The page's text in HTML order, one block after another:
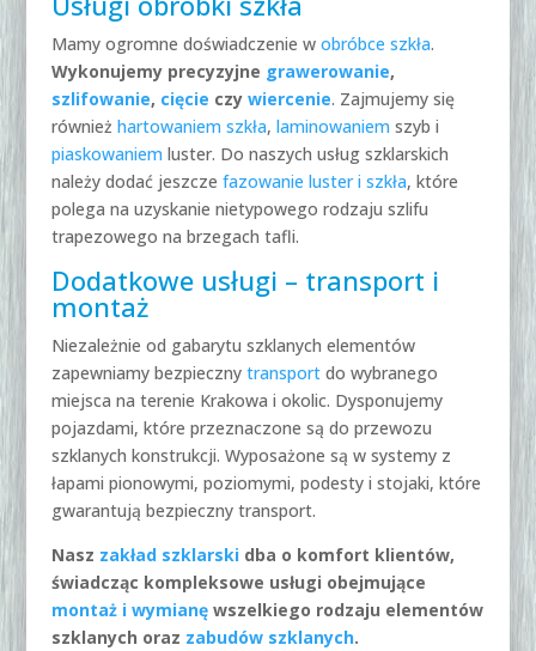
Mamy ogromne doświadczenie w obróbce szkła.
Wykonujemy precyzyjne grawerowanie,
szlifowanie, cięcie czy wiercenie. Zajmujemy się
również hartowaniem szkła, laminowaniem szyb i
piaskowaniem luster. Do naszych usług szklarskich
należy dodać jeszcze fazowanie luster i szkła, które
polega na uzyskanie nietypowego rodzaju szlifu
trapezowego na brzegach tafli.
Dodatkowe usługi – transport i
montaż
Niezależnie od gabarytu szklanych elementów
zapewniamy bezpieczny transportdo wybranego
miejsca na terenie Krakowa i okolic. Dysponujemy
pojazdami, które przeznaczone są do przewozu
szklanych konstrukcji. Wyposażone są w systemy z
łapami pionowymi, poziomymi, podesty i stojaki, które
gwarantują bezpieczny transport.
Nasz zakład szklarskidba o komfort klientów,
świadcząc kompleksowe usługi obejmujące
montaż i wymianęwszelkiego rodzaju elementów
szklanych oraz zabudów szklanych.